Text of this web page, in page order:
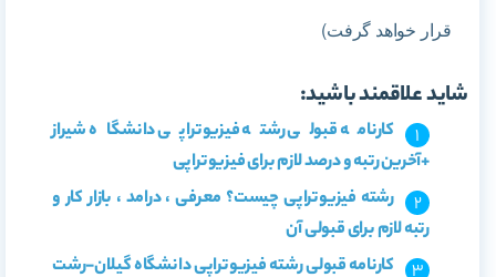
قرار خواهد گرفت)
شاید علاقمند باشید:
کارنامه قبولی رشته فیزیوتراپی دانشگاه شیراز
+آخرین رتبه و درصد لازم برای فیزیوتراپی
رشته فیزیوتراپی چیست؟ معرفی ، درامد ، بازار کار و
رتبه لازم برای قبولی آن
کارنامه قبولی رشته فیزیوتراپی دانشگاه گیلان-رشت